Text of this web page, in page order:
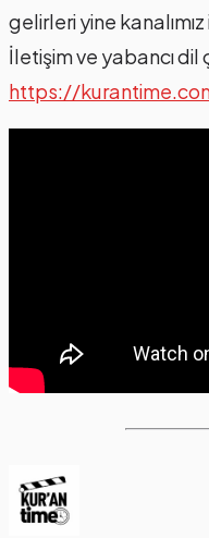
gelirleri yine
İletişim ve yabancı dil
https://